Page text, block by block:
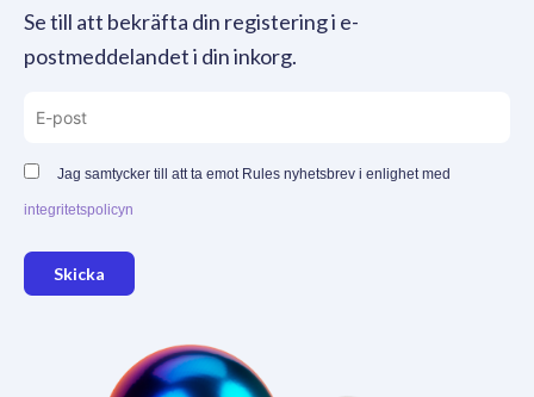
Se till att bekräfta din registering i e-
postmeddelandet i din inkorg.
Jag samtycker till att ta emot Rules nyhetsbrev i enlighet med
integritetspolicyn
Skicka